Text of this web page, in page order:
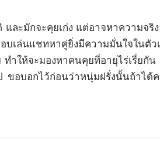
ละมักจะคุยเก่ง แต่อาจหาความจ
ล่นแชทหาคู่ยิ่งมีความมั่นใจในตัว
ำให้จะมองหาคนคุยที่อายุไร่เรี่ย
อบอกไว้ก่อนว่าหนุ่มฝรั่งนั้นถ้าได้ค